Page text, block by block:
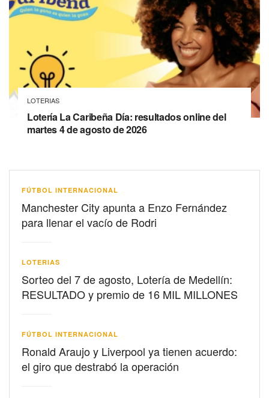
LOTERIAS
Lotería La Caribeña Día: resultados online del
martes 4 de agosto de 2026
FÚTBOL INTERNACIONAL
Manchester City apunta a Enzo Fernández
para llenar el vacío de Rodri
LOTERIAS
Sorteo del 7 de agosto, Lotería de Medellín:
RESULTADO y premio de 16 MIL MILLONES
FÚTBOL INTERNACIONAL
Ronald Araujo y Liverpool ya tienen acuerdo:
el giro que destrabó la operación